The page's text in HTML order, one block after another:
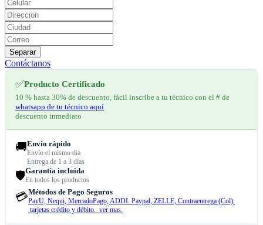
Separar
Contáctanos
✅Producto Certificado
10 % hasta 30% de descuento, fácil inscribe a tu técnico con el # de
whatsapp de tu técnico aquí
descuento inmediato
🚚Envío rápido
Envío el mismo dia
Entrega de 1 a 3 días
🛡️Garantía incluida
En todos los productos
💳Métodos de Pago Seguros
PayU, Nequi, MercadoPago, ADDI. Paypal, ZELLE, Contraentrega (Col).
tarjetas crédito y débito. ver mas..